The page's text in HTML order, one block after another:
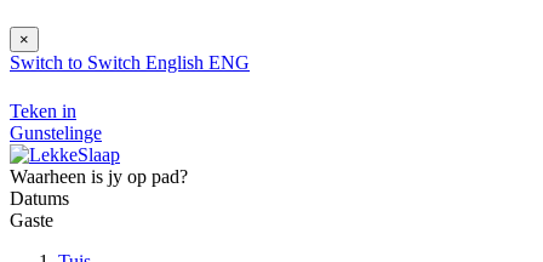
×
Switch to Switch English ENG
Teken in
Gunstelinge
Waarheen is jy op pad?
Datums
Gaste